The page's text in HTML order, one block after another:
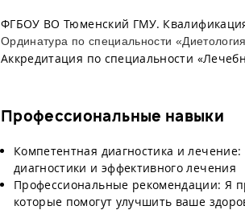
ФГБОУ ВО Тюменский ГМУ.
Ординатура по специальности
Аккредитация по специальности
Профессиональные навыки
Компетентная диагностика и
диагностики и эффективного лечения
Профессиональные рекомендации: Я
которые помогут улучшить ваше